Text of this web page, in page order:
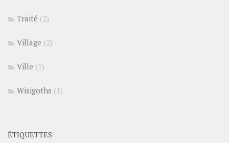
Traité (2)
Village (2)
Ville (1)
Wisigoths (1)
ÉTIQUETTES